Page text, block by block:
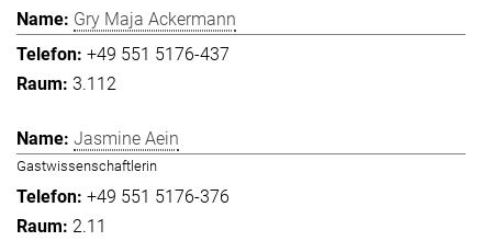
Gry Maja Ackermann
+49 551 5176-437
3.112
Jasmine Aein
Gastwissenschaftlerin
+49 551 5176-376
2.11